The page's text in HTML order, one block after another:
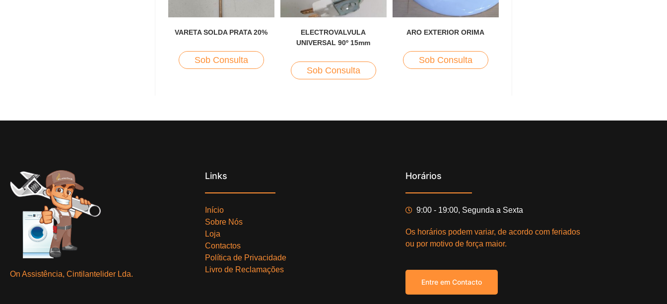
VARETA SOLDA PRATA 20%
Sob Consulta
ELECTROVALVULA
UNIVERSAL 90º 15mm
Sob Consulta
ARO EXTERIOR ORIMA
Sob Consulta
On Assistência, Cintilantelider Lda.
Links
Início
Sobre Nós
Loja
Contactos
Política de Privacidade
Livro de Reclamações
Horários
9:00 - 19:00, Segunda a Sexta
Os horários podem variar, de acordo com feriados
ou por motivo de força maior.
Entre em Contacto